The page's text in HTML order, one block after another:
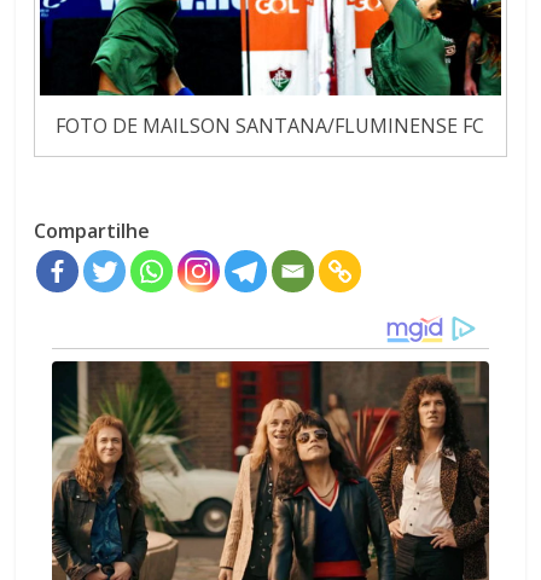
FOTO DE MAILSON SANTANA/FLUMINENSE FC
Compartilhe